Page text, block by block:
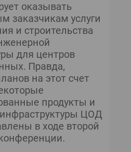
оказывать
заказчикам услуги
и строительства
для центров
Правда,
на этот счет
продукты и
ЦОД
в ходе второй